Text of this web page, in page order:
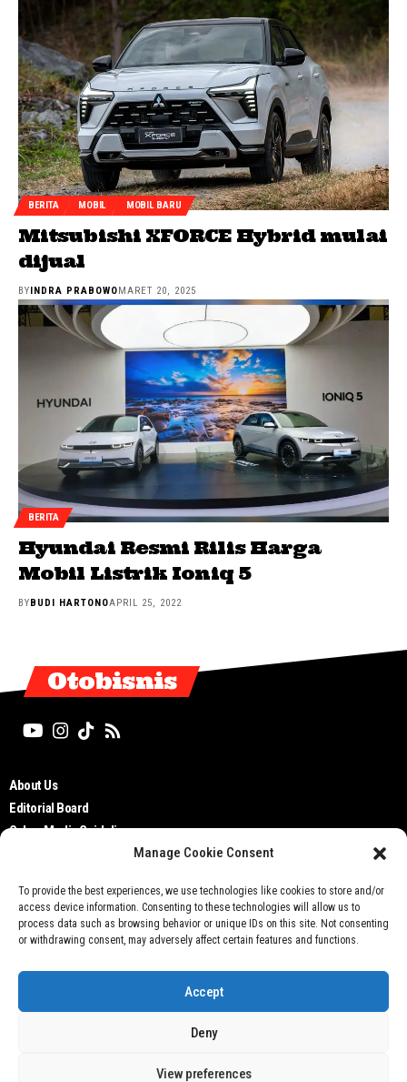
Manage Cookie Consent
To provide the best experiences, we use technologies like cookies to store and/or
access device information. Consenting to these technologies will allow us to
process data such as browsing behavior or unique IDs on this site. Not consenting
or withdrawing consent, may adversely affect certain features and functions.
Accept
Deny
View preferences
BERITA MOBIL MOBIL BARU
Mitsubishi XFORCE Hybrid mulai
dijual
BYINDRA PRABOWOMARET 20, 2025
BERITA
Hyundai Resmi Rilis Harga
Mobil Listrik Ioniq 5
BYBUDI HARTONOAPRIL 25, 2022
Otobisnis
About Us
Editorial Board
Cyber Media Guidelines
Privacy Policy
Contact Us